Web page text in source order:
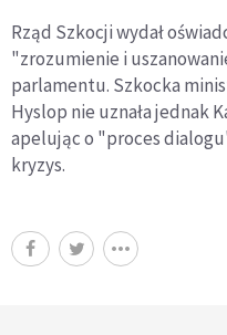
Rząd Szkocji wydał
"zrozumienie i
parlamentu. Szkocka
Hyslop nie uznała jednak
apelując o "proces
kryzys.